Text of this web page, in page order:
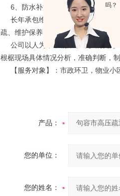
吗？
6、防水补漏部：专业承接屋面，外
长年承包维护保养服务：承接市政
疏、维护保养。
公司以人为本，凝聚了许多的优秀
根椐现场具体情况分析，准确判断，
【服务对象】：市政环卫，物业小
产品：
您的单位：
您的姓名：